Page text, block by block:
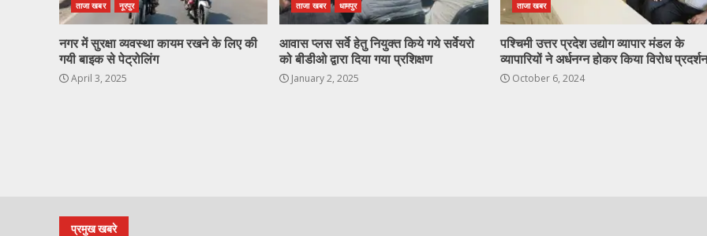
ताजा खबर नूरपुर
नगर में सुरक्षा व्यवस्था कायम रखने के लिए की
गयी बाइक से पेट्रोलिंग
April 3, 2025
ताजा खबर धामपुर
आवास प्लस सर्वे हेतु नियुक्त किये गये सर्वेयरो
को बीडीओ द्वारा दिया गया प्रशिक्षण
January 2, 2025
ताजा खबर
पश्चिमी उत्तर प्रदेश उद्योग व्यापार मंडल के
व्यापारियों ने अर्धनग्न होकर किया विरोध प्रदर्शन
October 6, 2024
प्रमुख खबरे